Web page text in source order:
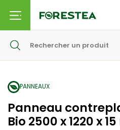
PANNEAUX
Panneau
Bio 2500 x 1220 x